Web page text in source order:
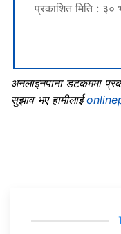
प्रकाशित मिति :
अनलाइनपाना डटकममा
सुझाव भए हामीलाई